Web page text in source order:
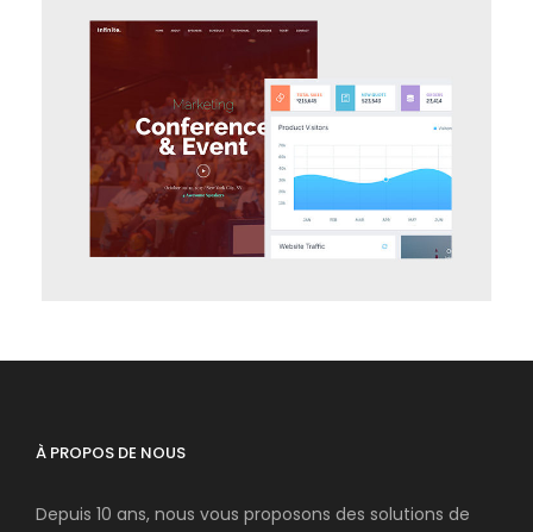
À PROPOS DE NOUS
Depuis 10 ans, nous vous proposons des solutions de